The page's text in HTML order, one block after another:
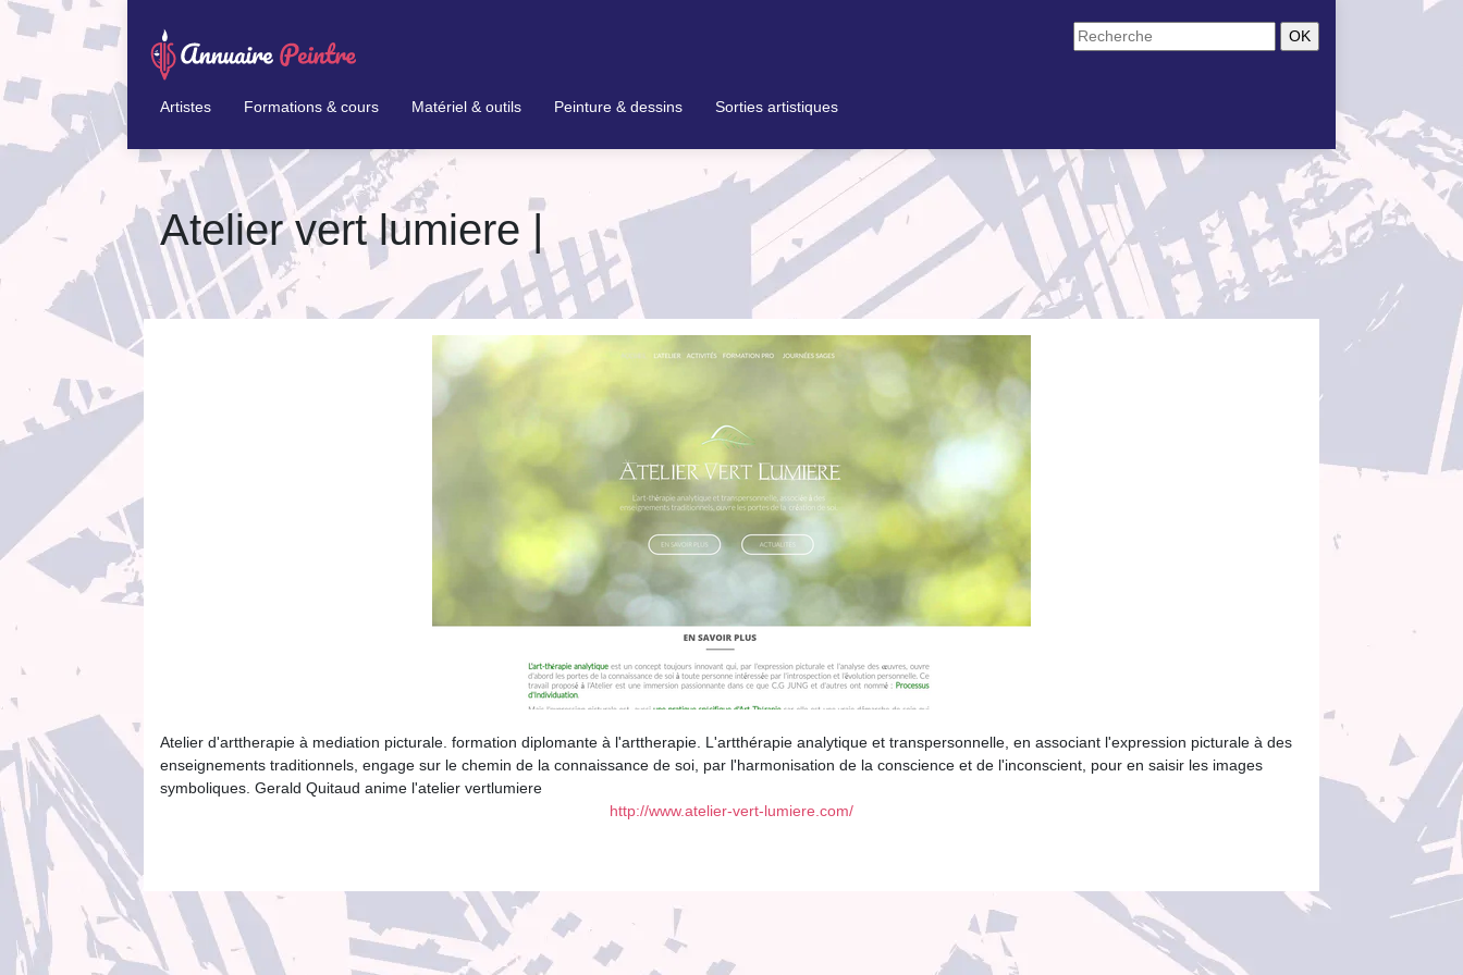
Artistes Formations & cours Matériel & outils Peinture & dessins Sorties artistiques
Atelier vert lumiere |
Atelier d'arttherapie à mediation picturale. formation diplomante à l'arttherapie. L'artthérapie analytique et transpersonnelle, en associant l'expression picturale à des
enseignements traditionnels, engage sur le chemin de la connaissance de soi, par l'harmonisation de la conscience et de l'inconscient, pour en saisir les images
symboliques. Gerald Quitaud anime l'atelier vertlumiere
http://www.atelier-vert-lumiere.com/